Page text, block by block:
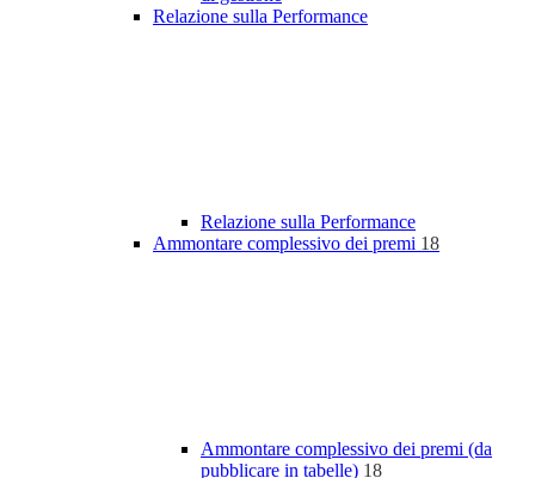
Relazione sulla Performance
Relazione sulla Performance
Ammontare complessivo dei premi 18
Ammontare complessivo dei premi (da
pubblicare in tabelle) 18